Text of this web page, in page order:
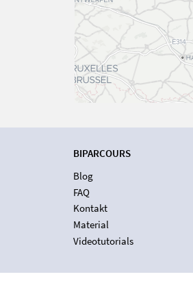
BIPARCOURS
Blog
FAQ
Kontakt
Material
Videotutorials